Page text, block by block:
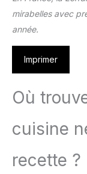
mirabelles avec
année.
Imprimer
Où
cuisine
recette ?